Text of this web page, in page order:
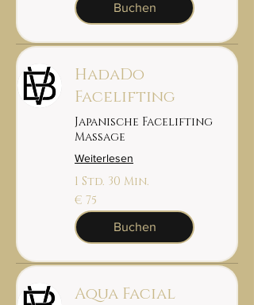
Buchen
HadaDo
Facelifting
Japanische Facelifting
Massage
Weiterlesen
1 Std. 30 Min.
75
euro
€ 75
Buchen
Aqua Facial